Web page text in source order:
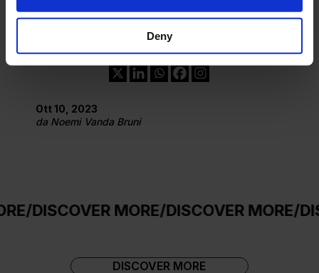
Deny
la propria dichiarazione di stile.
Share
Ott 10, 2023
da Noemi Vanda Bruni
MORE/DISCOVER MORE/
DISCOVER MORE